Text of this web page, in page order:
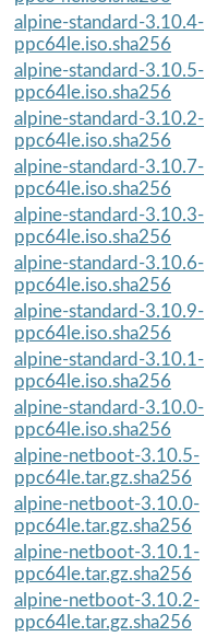
alpine-standard-3.10.4-
ppc64le.iso.sha256
alpine-standard-3.10.5-
ppc64le.iso.sha256
alpine-standard-3.10.2-
ppc64le.iso.sha256
alpine-standard-3.10.7-
ppc64le.iso.sha256
alpine-standard-3.10.3-
ppc64le.iso.sha256
alpine-standard-3.10.6-
ppc64le.iso.sha256
alpine-standard-3.10.9-
ppc64le.iso.sha256
alpine-standard-3.10.1-
ppc64le.iso.sha256
alpine-standard-3.10.0-
ppc64le.iso.sha256
alpine-netboot-3.10.5-
ppc64le.tar.gz.sha256
alpine-netboot-3.10.0-
ppc64le.tar.gz.sha256
alpine-netboot-3.10.1-
ppc64le.tar.gz.sha256
alpine-netboot-3.10.2-
ppc64le.tar.gz.sha256